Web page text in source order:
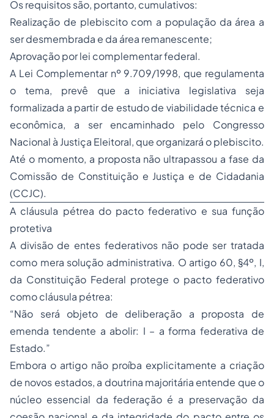
Os requisitos são, portanto, cumulativos:
Realização de plebiscito com a população da área a
ser desmembrada e da área remanescente;
Aprovação por lei complementar federal.
A Lei Complementar nº 9.709/1998, que regulamenta
o tema, prevê que a iniciativa legislativa seja
formalizada a partir de estudo de viabilidade técnica e
econômica, a ser encaminhado pelo Congresso
Nacional à Justiça Eleitoral, que organizará o plebiscito.
Até o momento, a proposta não ultrapassou a fase da
Comissão de Constituição e Justiça e de Cidadania
(CCJC).
A cláusula pétrea do pacto federativo e sua função
protetiva
A divisão de entes federativos não pode ser tratada
como mera solução administrativa. O artigo 60, §4º, I,
da Constituição Federal protege o pacto federativo
como cláusula pétrea:
“Não será objeto de deliberação a proposta de
emenda tendente a abolir: I – a forma federativa de
Estado.”
Embora o artigo não proíba explicitamente a criação
de novos estados, a doutrina majoritária entende que o
núcleo essencial da federação é a preservação da